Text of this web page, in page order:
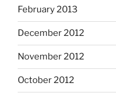
February 2013
December 2012
November 2012
October 2012